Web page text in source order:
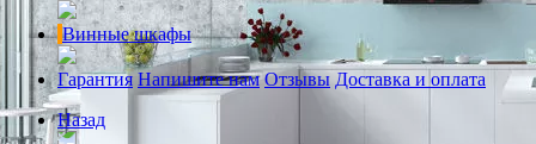
Винные шкафы
Гарантия Напишите нам Отзывы Доставка и оплата
Назад